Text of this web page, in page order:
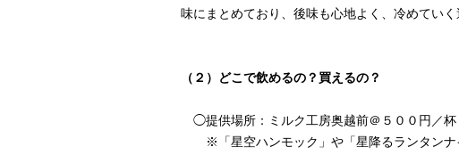
味にまとめており、後味も心地よく、冷めてい
（２）どこで飲めるの？買えるの？
◯提供場所：ミルク工房奥越前＠５００円／杯
※「星空ハンモック」や「星降るランタンナ